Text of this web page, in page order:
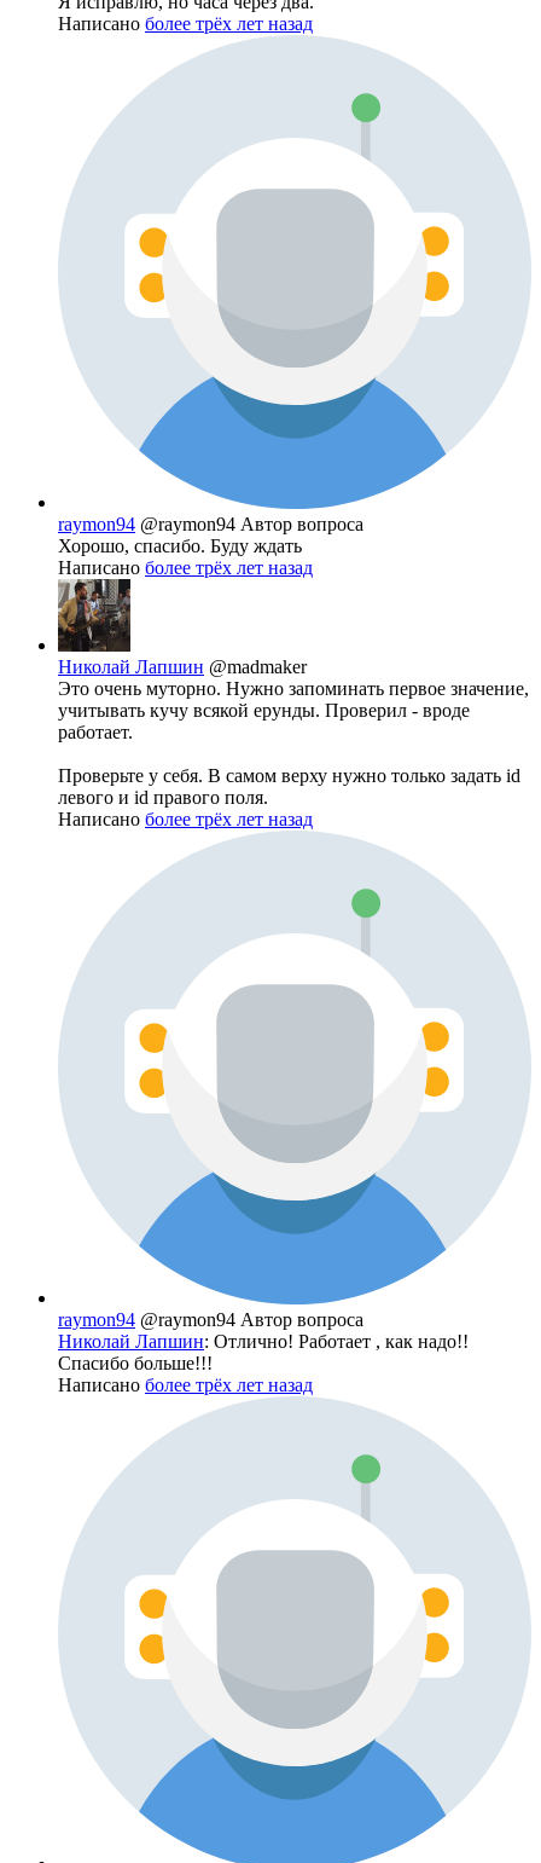
Написано более трёх лет назад
raymon94 @raymon94 Автор вопроса
Хорошо, спасибо. Буду ждать
Написано более трёх лет назад
Николай Лапшин @madmaker
Это очень муторно. Нужно запоминать первое значение,
учитывать кучу всякой ерунды. Проверил - вроде
работает.
Проверьте у себя. В самом верху нужно только задать id
левого и id правого поля.
Написано более трёх лет назад
raymon94 @raymon94 Автор вопроса
Николай Лапшин: Отлично! Работает , как надо!!
Спасибо больше!!!
Написано более трёх лет назад